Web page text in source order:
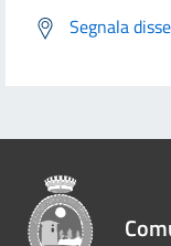
Segnala